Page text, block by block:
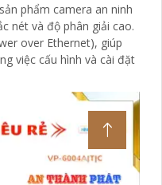
phẩm camera an ninh
nét và độ phân giải cao.
over Ethernet), giúp
việc cấu hình và cài đặt